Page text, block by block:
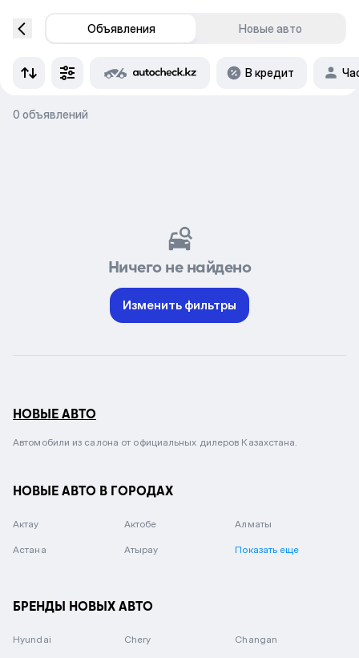
Объявления Новые авто
В кредит
0 объявлений
Ничего не найдено
Изменить фильтры
НОВЫЕ АВТО
Автомобили из салона от официальных дилеров Казахстана.
НОВЫЕ АВТО В ГОРОДАХ
Актау Актобе Алматы
Астана Атырау Показать еще
БРЕНДЫ НОВЫХ АВТО
Hyundai Chery Changan